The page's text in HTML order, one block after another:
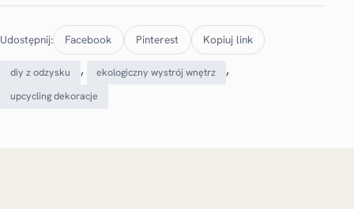
Udostępnij: Facebook Pinterest Kopiuj link
diy z odzysku , ekologiczny wystrój wnętrz ,
upcycling dekoracje